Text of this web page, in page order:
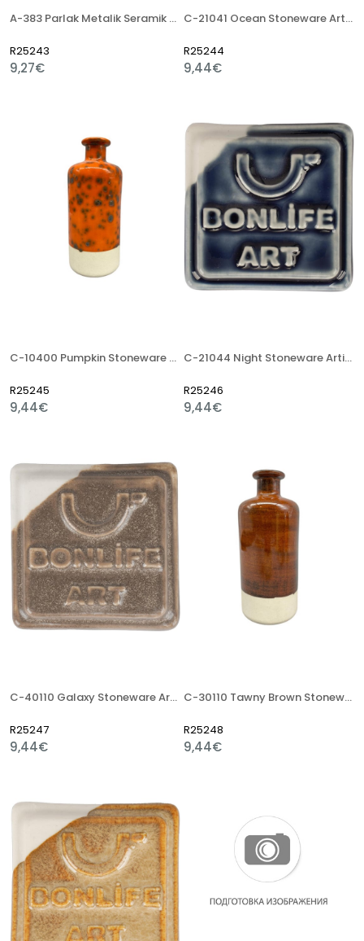
A-383 Parlak Metalik Seramik Artistik Sır
R25243
9,27€
C-21041 Ocean Stoneware Artistik Sır
R25244
9,44€
C-10400 Pumpkin Stoneware Artistik Sır
R25245
9,44€
C-21044 Night Stoneware Artistik Sır
R25246
9,44€
C-40110 Galaxy Stoneware Artistik Sır
R25247
9,44€
C-30110 Tawny Brown Stoneware Artistik Sır
R25248
9,44€